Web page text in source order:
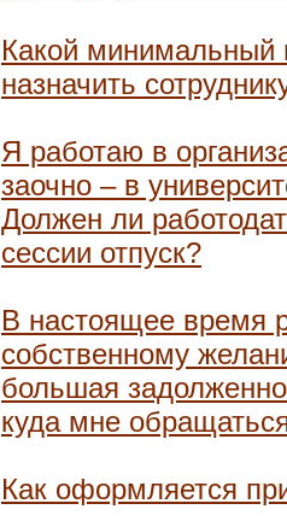
Какой минимальный
назначить
Я работаю в
заочно – в
Должен ли
сессии отпуск?
В настоящее время
собственному
большая
куда мне
Как оформляется